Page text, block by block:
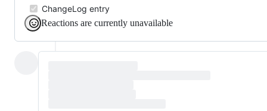
ChangeLog entry
Reactions are currently unavailable